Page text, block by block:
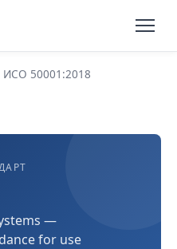
ИСО 50001:2018
—
for use